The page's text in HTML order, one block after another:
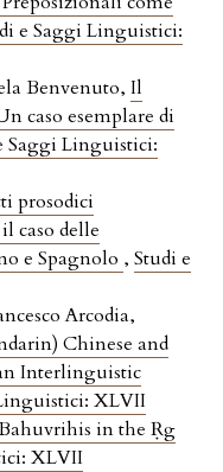
e Saggi Linguistici:
Benvenuto, Il
caso esemplare di
Saggi Linguistici:
prosodici
caso delle
e Spagnolo , Studi e
Arcodia,
Chinese and
Interlinguistic
XLVII
in the Ṛg
XLVII